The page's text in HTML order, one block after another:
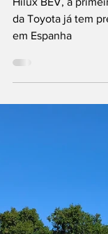
preços
aberta
em Espanha